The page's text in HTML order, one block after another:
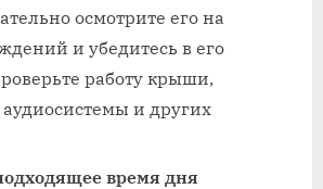
осмотрите его на
и убедитесь в его
работу крыши,
и других
время дня